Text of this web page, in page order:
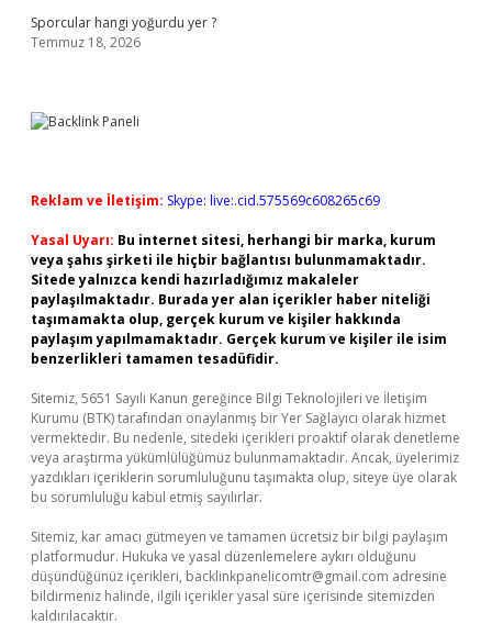
Sporcular hangi yoğurdu yer ?
Temmuz 18, 2026
Reklam ve İletişim: Skype: live:.cid.575569c608265c69
Yasal Uyarı: Bu internet sitesi, herhangi bir marka, kurum
veya şahıs şirketi ile hiçbir bağlantısı bulunmamaktadır.
Sitede yalnızca kendi hazırladığımız makaleler
paylaşılmaktadır. Burada yer alan içerikler haber niteliği
taşımamakta olup, gerçek kurum ve kişiler hakkında
paylaşım yapılmamaktadır. Gerçek kurum ve kişiler ile isim
benzerlikleri tamamen tesadüfidir.
Sitemiz, 5651 Sayılı Kanun gereğince Bilgi Teknolojileri ve İletişim
Kurumu (BTK) tarafından onaylanmış bir Yer Sağlayıcı olarak hizmet
vermektedir. Bu nedenle, sitedeki içerikleri proaktif olarak denetleme
veya araştırma yükümlülüğümüz bulunmamaktadır. Ancak, üyelerimiz
yazdıkları içeriklerin sorumluluğunu taşımakta olup, siteye üye olarak
bu sorumluluğu kabul etmiş sayılırlar.
Sitemiz, kar amacı gütmeyen ve tamamen ücretsiz bir bilgi paylaşım
platformudur. Hukuka ve yasal düzenlemelere aykırı olduğunu
düşündüğünüz içerikleri, backlinkpanelicomtr@gmail.com adresine
bildirmeniz halinde, ilgili içerikler yasal süre içerisinde sitemizden
kaldırılacaktır.